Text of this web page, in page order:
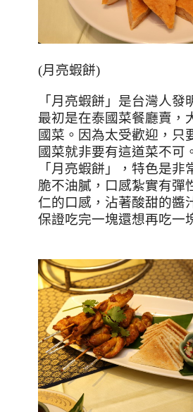
(月亮蝦餅)
「月亮蝦餅」是台灣人發
最初是在泰國菜餐廳賣，
國菜。因為太受歡迎，只
國菜就非要有這道菜不可
「月亮蝦餅」，特色是非
脆不油膩，口感紮實有彈
仁的口感，沾著酸甜的醬
保證吃完一塊還想再吃一